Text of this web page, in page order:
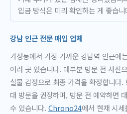
입금 방식은 미리 확인하는 게 좋습니
강남 인근 전문 매입 업체
가정동에서 가장 가까운 강남역 인근에
여러 곳 있습니다. 대부분 방문 전 사진
실물 감정으로 최종 가격을 확정합니다
대 방문을 권장하며, 방문 전 예약하면
수 있습니다. Chrono24에서 현재 시